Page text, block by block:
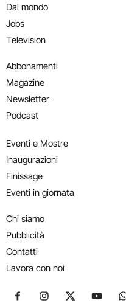
Dal mondo
Jobs
Television
Abbonamenti
Magazine
Newsletter
Podcast
Eventi e Mostre
Inaugurazioni
Finissage
Eventi in giornata
Chi siamo
Pubblicità
Contatti
Lavora con noi
Seguici su Facebook
Seguici suSeguici su X